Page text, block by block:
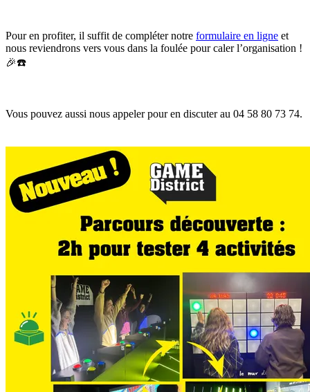
Pour en profiter, il suffit de compléter notre formulaire en ligne et
nous reviendrons vers vous dans la foulée pour caler l’organisation !
🎉☎️
Vous pouvez aussi nous appeler pour en discuter au 04 58 80 73 74.